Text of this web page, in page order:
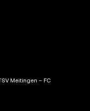
Meitingen – FC